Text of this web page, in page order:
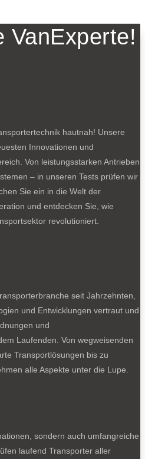
VanExperte!
hautnah! Unsere
Innovationen und
Von leistungsstarken Antrieben
– in unseren Tests prüfen wir
Sie ein in die Welt der
und entdecken Sie, wie
revolutioniert.
seit Jahrzehnten,
und Entwicklungen vertraut und
und
Laufenden. Von wegweisenden
Transportlösungen bis zu
alle Aspekte unter die Lupe.
sondern auch umfangreiche
laufend Transporter aller